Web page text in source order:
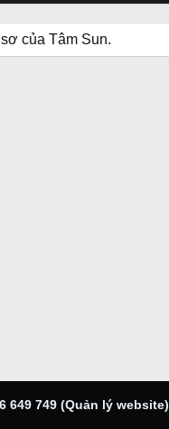
của Tâm Sun.
649 749 (Quản lý website)